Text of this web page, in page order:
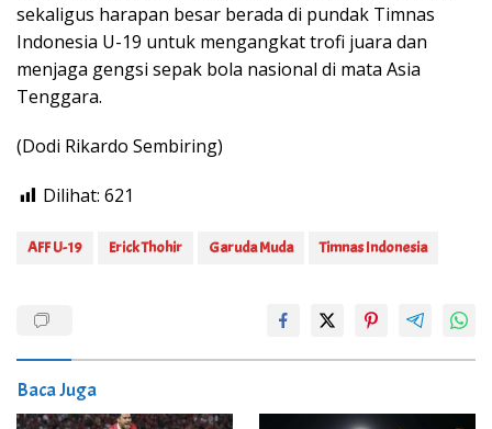
sekaligus harapan besar berada di pundak Timnas
Indonesia U-19 untuk mengangkat trofi juara dan
menjaga gengsi sepak bola nasional di mata Asia
Tenggara.
(Dodi Rikardo Sembiring)
Dilihat: 621
AFF U-19 Erick Thohir Garuda Muda Timnas Indonesia
Baca Juga